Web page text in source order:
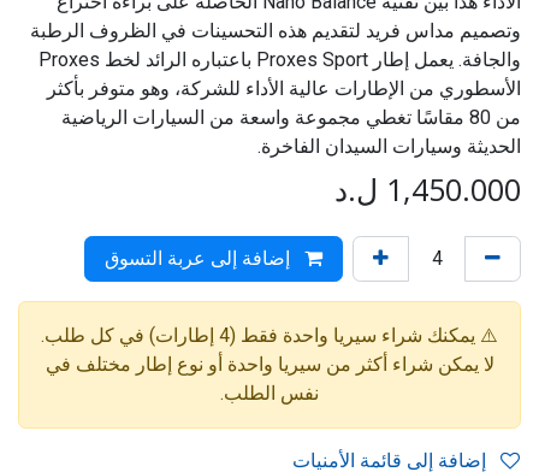
وتصميم مداس فريد لتقديم هذه التحسينات في الظروف الرطبة
والجافة. يعمل إطار Proxes Sport باعتباره الرائد لخط Proxes
الأسطوري من الإطارات عالية الأداء للشركة، وهو متوفر بأكثر
من 80 مقاسًا تغطي مجموعة واسعة من السيارات الرياضية
الحديثة وسيارات السيدان الفاخرة.
1,450.000 ل.د
إضافة إلى عربة التسوق
⚠️ يمكنك شراء سيريا واحدة فقط (4 إطارات) في كل طلب.
لا يمكن شراء أكثر من سيريا واحدة أو نوع إطار مختلف في
نفس الطلب.